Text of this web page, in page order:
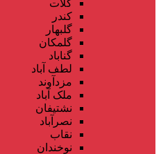
کلات
کندر
گلبهار
گلمکان
گناباد
لطف آباد
مزدآوند
ملک آباد
نشتیفان
نصرآباد
نقاب
نوخندان